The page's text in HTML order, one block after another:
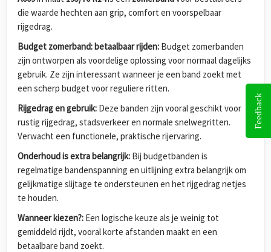
die waarde hechten aan grip, comfort en voorspelbaar
rijgedrag.
Budget zomerband: betaalbaar rijden: Budget zomerbanden
zijn ontworpen als voordelige oplossing voor normaal dagelijks
gebruik. Ze zijn interessant wanneer je een band zoekt met
een scherp budget voor reguliere ritten.
Rijgedrag en gebruik: Deze banden zijn vooral geschikt voor
rustig rijgedrag, stadsverkeer en normale snelwegritten.
Verwacht een functionele, praktische rijervaring.
Onderhoud is extra belangrijk: Bij budgetbanden is
regelmatige bandenspanning en uitlijning extra belangrijk om
gelijkmatige slijtage te ondersteunen en het rijgedrag netjes
te houden.
Wanneer kiezen?: Een logische keuze als je weinig tot
gemiddeld rijdt, vooral korte afstanden maakt en een
betaalbare band zoekt.
Feedback